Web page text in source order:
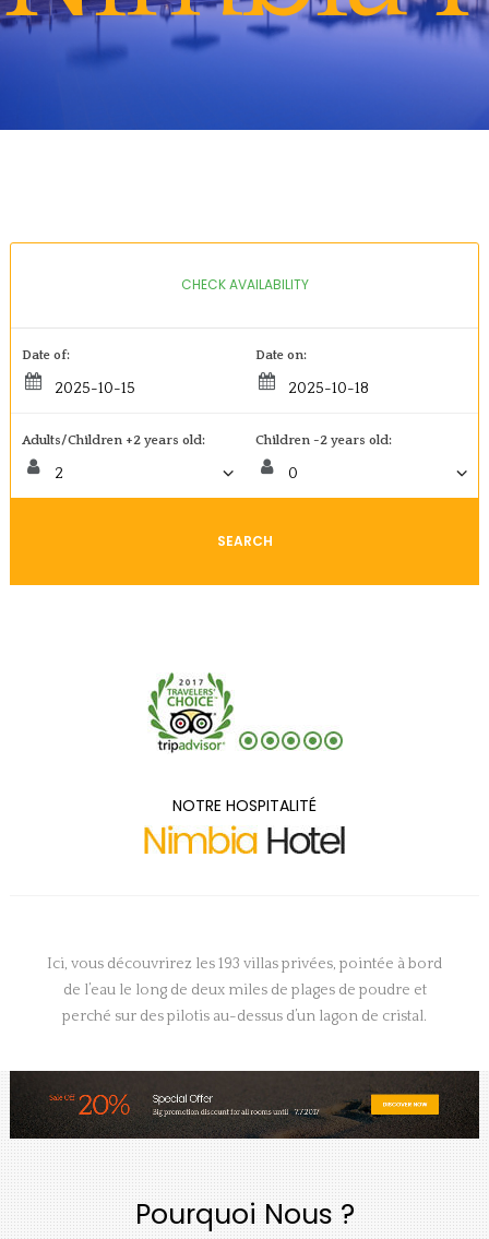
CHECK AVAILABILITY
Date of: Date on:
Adults/Children +2 years old: Children -2 years old:
SEARCH
NOTRE HOSPITALITÉ
Ici, vous découvrirez les 193 villas privées, pointée à bord
de l’eau le long de deux miles de plages de poudre et
perché sur des pilotis au-dessus d’un lagon de cristal.
Pourquoi Nous ?